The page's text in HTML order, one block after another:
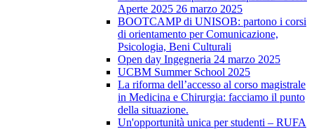
Aperte 2025 26 marzo 2025
BOOTCAMP di UNISOB: partono i corsi
di orientamento per Comunicazione,
Psicologia, Beni Culturali
Open day Ingegneria 24 marzo 2025
UCBM Summer School 2025
La riforma dell’accesso al corso magistrale
in Medicina e Chirurgia: facciamo il punto
della situazione.
Un'opportunità unica per studenti – RUFA